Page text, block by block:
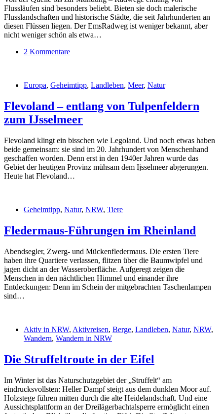
Flussläufen sind besonders beliebt. Bieten sie doch malerische
Flusslandschaften und historische Städte, die seit Jahrhunderten an
diesen Flüssen liegen. Der EmsRadweg ist weniger bekannt, aber
nicht weniger schön als etwa…
2 Kommentare
Europa, Geheimtipp, Landleben, Meer, Natur
Flevoland – entlang von Tulpenfeldern
zum IJsselmeer
Flevoland klingt ein bisschen wie Legoland. Und noch etwas haben
beide gemeinsam: sie sind im 20. Jahrhundert von Menschenhand
geschaffen worden. Denn erst in den 1940er Jahren wurde das
Gebiet der heutigen Provinz mühsam dem Ijsselmeer abgerungen.
Heute hat Flevoland…
Geheimtipp, Natur, NRW, Tiere
Fledermaus-Führungen im Rheinland
Abendsegler, Zwerg- und Mückenfledermaus. Die ersten Tiere
haben ihre Quartiere verlassen, flitzen über die Baumwipfel und
jagen dicht an der Wasseroberfläche. Aufgeregt zeigen die
Menschen in den nächtlichen Himmel und einander ihre
Entdeckungen: Denn im Schein der mitgebrachten Taschenlampen
sind…
Aktiv in NRW, Aktivreisen, Berge, Landleben, Natur, NRW,
Wandern, Wandern in NRW
Die Struffeltroute in der Eifel
Im Winter ist das Naturschutzgebiet der „Struffelt“ am
eindrucksvollsten: Heller Dampf steigt aus dem dunklen Moor auf.
Holzstege führen mitten durch die alte Heidelandschaft. Und eine
Aussichtsplattform an der Dreilägerbachtalsperre ermöglicht einen